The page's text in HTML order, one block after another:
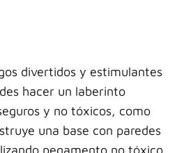
divertidos y estimulantes
hacer un laberinto
y no tóxicos, como
una base con paredes